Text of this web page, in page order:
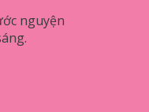
nguyện